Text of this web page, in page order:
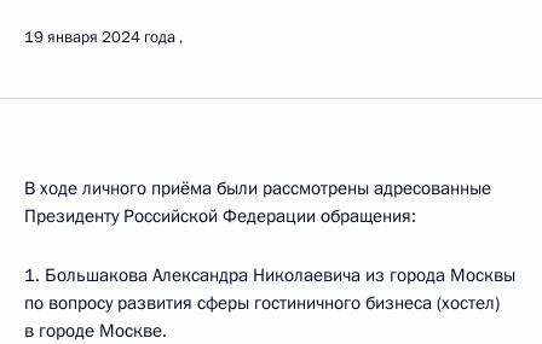
19 января 2024 года
В ходе личного приёма были рассмотрены адресованные
Президенту Российской Федерации обращения:
1. Большакова Александра Николаевича из города Москвы
по вопросу развития сферы гостиничного бизнеса (хостел)
в городе Москве.